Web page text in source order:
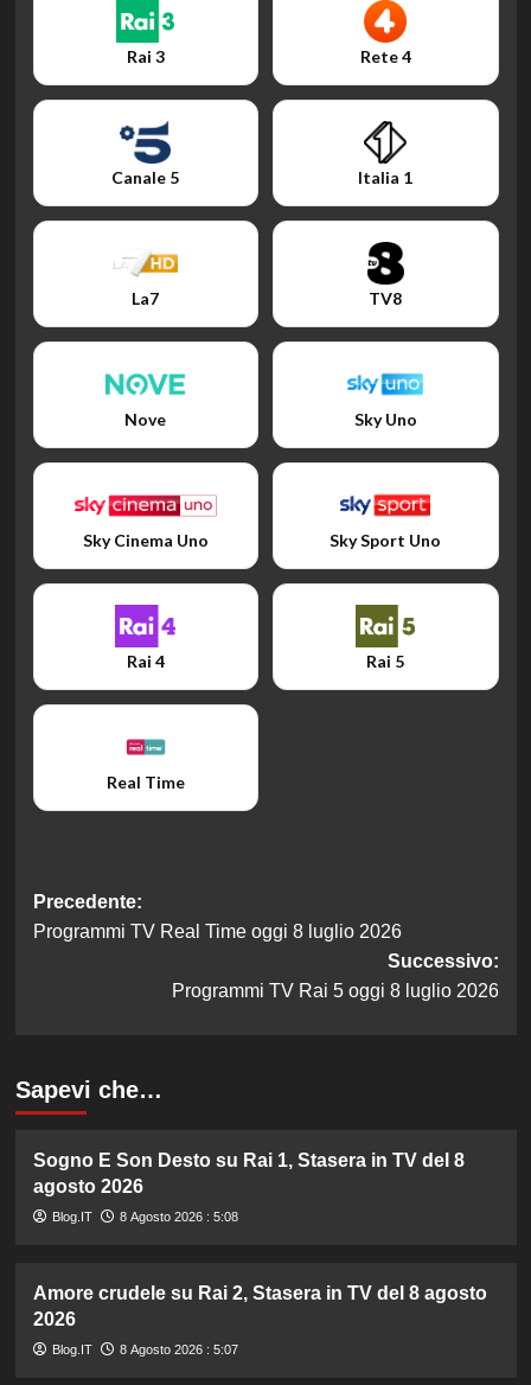
Rai 3 Rete 4
Canale 5 Italia 1
La7 TV8
Nove Sky Uno
Sky Cinema Uno Sky Sport Uno
Rai 4 Rai 5
Real Time
Navigazione
articolo
Precedente:
Programmi TV Real Time oggi 8 luglio 2026
Successivo:
Programmi TV Rai 5 oggi 8 luglio 2026
Sapevi che…
Sogno E Son Desto su Rai 1, Stasera in TV del 8
agosto 2026
Blog.IT 8 Agosto 2026 : 5:08
Amore crudele su Rai 2, Stasera in TV del 8 agosto
2026
Blog.IT 8 Agosto 2026 : 5:07